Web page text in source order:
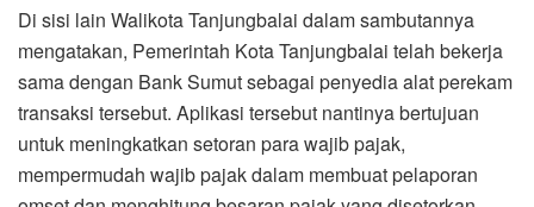
Di sisi lain Walikota Tanjungbalai dalam sambutannya
mengatakan, Pemerintah Kota Tanjungbalai telah bekerja
sama dengan Bank Sumut sebagai penyedia alat perekam
transaksi tersebut. Aplikasi tersebut nantinya bertujuan
untuk meningkatkan setoran para wajib pajak,
mempermudah wajib pajak dalam membuat pelaporan